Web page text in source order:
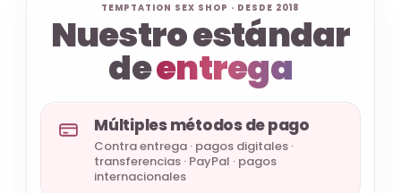
TEMPTATION SEX SHOP · DESDE 2018
Nuestro estándar
deentrega
Múltiples métodos de pago
Contra entrega · pagos digitales ·
transferencias · PayPal · pagos
internacionales